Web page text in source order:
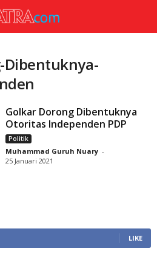
Dibentuknya-
Golkar Dorong Dibentuknya
Otoritas Independen PDP
Politik
Muhammad Guruh Nuary -
25 Januari 2021
LIKE